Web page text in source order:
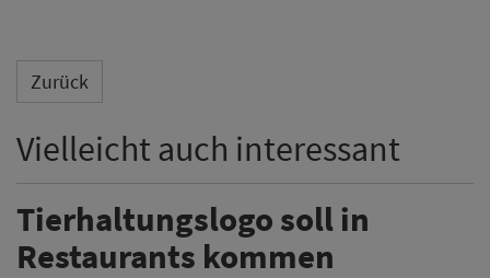
Zurück
Vielleicht auch interessant
Tierhaltungslogo soll in
Restaurants kommen